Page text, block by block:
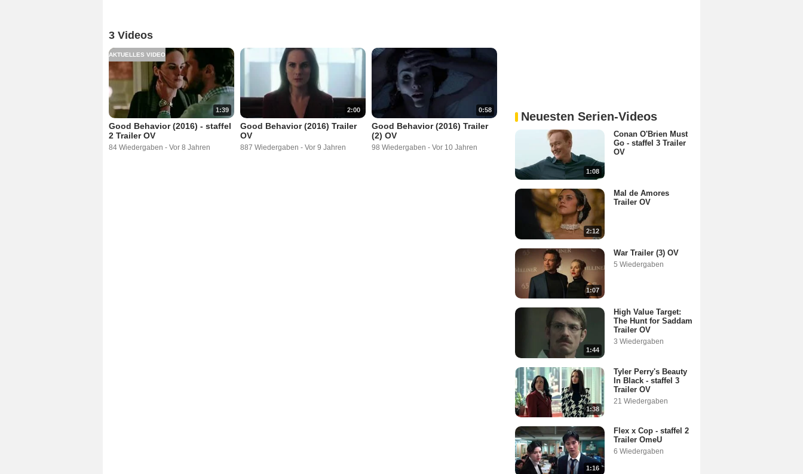
3 Videos
1:39
AKTUELLES VIDEO
Good Behavior (2016) - staffel
2 Trailer OV
84 Wiedergaben - Vor 8 Jahren
2:00
Good Behavior (2016) Trailer
OV
887 Wiedergaben - Vor 9 Jahren
0:58
Good Behavior (2016) Trailer
(2) OV
98 Wiedergaben - Vor 10 Jahren
Neuesten Serien-Videos
1:08
Conan O'Brien Must
Go - staffel 3 Trailer
OV
2:12
Mal de Amores
Trailer OV
1:07
War Trailer (3) OV
5 Wiedergaben
1:44
High Value Target:
The Hunt for Saddam
Trailer OV
3 Wiedergaben
1:38
Tyler Perry's Beauty
In Black - staffel 3
Trailer OV
21 Wiedergaben
1:16
Flex x Cop - staffel 2
Trailer OmeU
6 Wiedergaben